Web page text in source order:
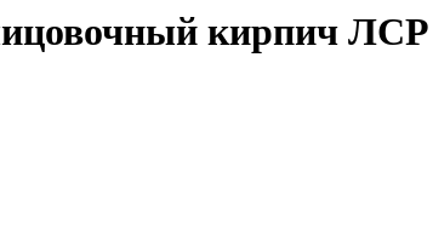
кирпич ЛСР